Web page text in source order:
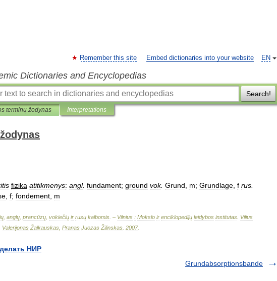
EN
Remember this site Embed dictionaries into your website
Dictionaries and Encyclopedias
Search!
terminų žodynas Interpretations
fizika atitikmenys: angl. fundament; ground vok. Grund m; Grundlage f rus
f; fondement m
anglų prancūzų vokiečių ir rusų kalbomis . – Vilnius : Mokslo ir enciklopedijų leidybos institutas Vilius
Valerijonas Žalkauskas Pranas Juozas Žilinskas 2007.
НИР
Grundabsorptionsbande